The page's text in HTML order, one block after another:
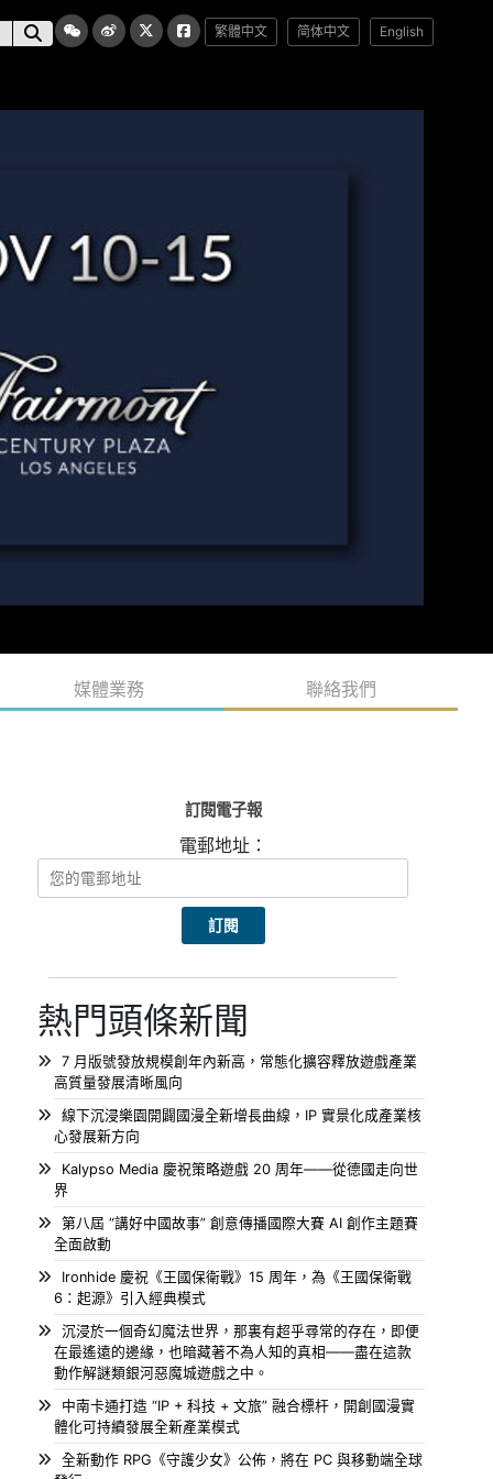
繁體中文 简体中文 English
媒體業務 聯絡我們
訂閱電子報
電郵地址：
熱門頭條新聞
7 月版號發放規模創年內新高，常態化擴容釋放遊戲產業
高質量發展清晰風向
線下沉浸樂園開闢國漫全新增長曲線，IP 實景化成產業核
心發展新方向
Kalypso Media 慶祝策略遊戲 20 周年——從德國走向世
界
第八屆 “講好中國故事” 創意傳播國際大賽 AI 創作主題賽
全面啟動
Ironhide 慶祝《王國保衛戰》15 周年，為《王國保衛戰
6：起源》引入經典模式
沉浸於一個奇幻魔法世界，那裏有超乎尋常的存在，即便
在最遙遠的邊緣，也暗藏著不為人知的真相——盡在這款
動作解謎類銀河惡魔城遊戲之中。
中南卡通打造 “IP + 科技 + 文旅” 融合標杆，開創國漫實
體化可持續發展全新產業模式
全新動作 RPG《守護少女》公佈，將在 PC 與移動端全球